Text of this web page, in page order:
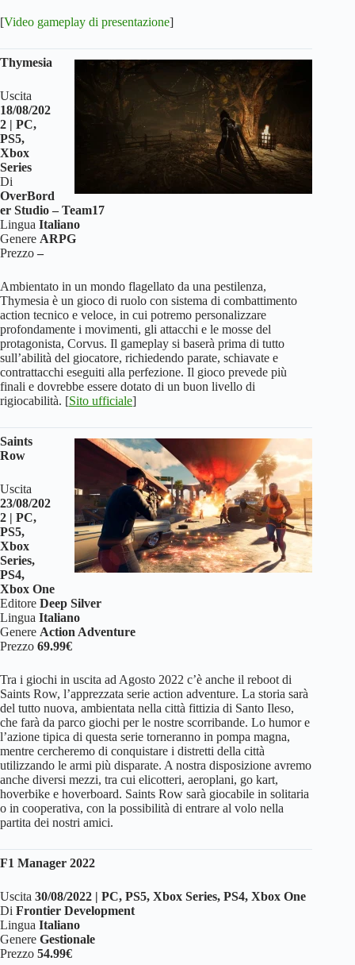
[Video gameplay di presentazione]
Thymesia
Uscita
18/08/202
2 | PC,
PS5,
Xbox
Series
Di
OverBord
er Studio – Team17
Lingua Italiano
Genere ARPG
Prezzo–
Ambientato in un mondo flagellato da una pestilenza,
Thymesia è un gioco di ruolo con sistema di combattimento
action tecnico e veloce, in cui potremo personalizzare
profondamente i movimenti, gli attacchi e le mosse del
protagonista, Corvus. Il gameplay si baserà prima di tutto
sull’abilità del giocatore, richiedendo parate, schiavate e
contrattacchi eseguiti alla perfezione. Il gioco prevede più
finali e dovrebbe essere dotato di un buon livello di
rigiocabilità. [Sito ufficiale]
Saints
Row
Uscita
23/08/202
2 | PC,
PS5,
Xbox
Series,
PS4,
Xbox One
Editore Deep Silver
Lingua Italiano
Genere Action Adventure
Prezzo 69.99€
Tra i giochi in uscita ad Agosto 2022 c’è anche il reboot di
Saints Row, l’apprezzata serie action adventure. La storia sarà
del tutto nuova, ambientata nella città fittizia di Santo Ileso,
che farà da parco giochi per le nostre scorribande. Lo humor e
l’azione tipica di questa serie torneranno in pompa magna,
mentre cercheremo di conquistare i distretti della città
utilizzando le armi più disparate. A nostra disposizione avremo
anche diversi mezzi, tra cui elicotteri, aeroplani, go kart,
hoverbike e hoverboard. Saints Row sarà giocabile in solitaria
o in cooperativa, con la possibilità di entrare al volo nella
partita dei nostri amici.
F1 Manager 2022
Uscita 30/08/2022 | PC, PS5, Xbox Series, PS4, Xbox One
Di Frontier Development
Lingua Italiano
Genere Gestionale
Prezzo 54.99€